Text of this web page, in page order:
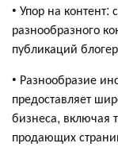
• Упор на
разнообразного
публикаций
• Разнообразие
предоставляет
бизнеса, включая
продающих